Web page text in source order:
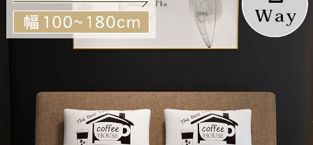
ソファー/ファブリックソファ/ ソファーベッド ソファベッド 2
ソファー/レザー・合成皮革 /
ソファーベッド ソファベッド 2人
コーデュロイ/ソファーベッド ソファベッド 2人 3人
ソファー / 無垢材フレーム / ソファーベッド ソファベッド 2人 3
ソファー /北欧/ソファーベッド ソファベッド 2人 3人掛け 「幅
/ モダン/ソファーベッド ソファベッド 2人 3人掛け 「